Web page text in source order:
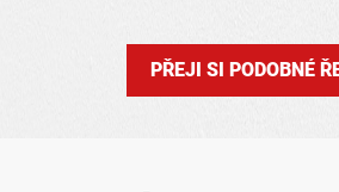
PŘEJI SI PODOBNÉ